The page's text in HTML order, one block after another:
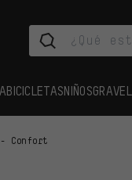
BICICLETASNIÑOSGRAVEL
Confort